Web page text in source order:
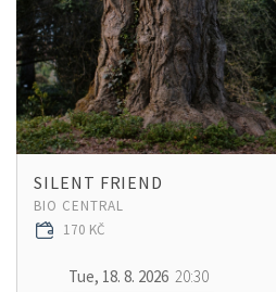
SILENT FRIEND
BIO CENTRAL
170 KČ
Tue, 18. 8. 2026 20:30